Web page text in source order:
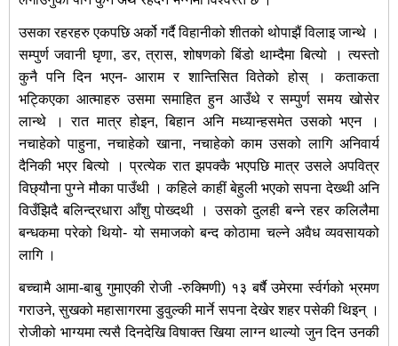
उसका रहरहरु एकपछि अर्को गर्दै विहानीको शीतको थोपाझैं विलाइ जान्थे ।
सम्पुर्ण जवानी घृणा, डर, त्रास, शोषणको बिंडो थाम्दैमा बित्यो । त्यस्तो
कुनै पनि दिन भएन- आराम र शान्तिसित वितेको होस् । कताकता
भट्किएका आत्माहरु उसमा समाहित हुन आउँथे र सम्पुर्ण समय खोसेर
लान्थे । रात मात्र होइन, बिहान अनि मध्यान्हसमेत उसको भएन ।
नचाहेको पाहुना, नचाहेको खाना, नचाहेको काम उसको लागि अनिवार्य
दैनिकी भएर बित्यो । प्रत्येक रात झपक्कै भएपछि मात्र उसले अपवित्र
विछ्यौना पुग्ने मौका पाउँथी । कहिले काहींबेहुली भएको सपना देख्थी अनि
विउँझिदै बलिन्द्रधारा आँशु पोख्दथी । उसको दुलही बन्ने रहर कलिलैमा
बन्धकमा परेको थियो- यो समाजको बन्द कोठामा चल्ने अवैध व्यवसायको
लागि ।
बच्चामै आमा-बाबु गुमाएकी रोजी -रुक्मिणी) १३ बर्षै उमेरमा र्स्वर्गको भ्रमण
गराउने, सुखको महासागरमा डुवुल्की मार्ने सपना देखेर शहर पसेकी थिइन् ।
रोजीको भाग्यमा त्यसै दिनदेखि विषाक्त खिया लाग्न थाल्यो जुन दिन उनकी